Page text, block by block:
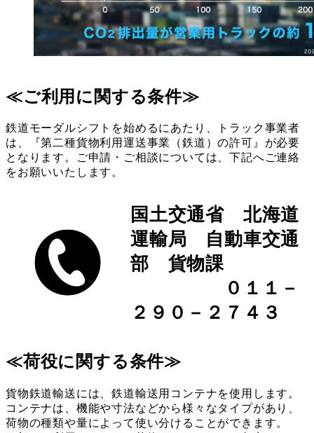
≪ご利用に関する条件≫
鉄道モーダルシフトを始めるにあたり、トラック事業者
は、『第二種貨物利用運送事業（鉄道）の許可』が必要
となります。ご申請・ご相談については、下記へご連絡
をお願いいたします。
国土交通省 北海道
運輸局 自動車交通
部 貨物課
０１１－
２９０－２７４３
≪荷役に関する条件≫
貨物鉄道輸送には、鉄道輸送用コンテナを使用します。
コンテナは、機能や寸法などから様々なタイプがあり、
荷物の種類や量によって使い分けることができます。